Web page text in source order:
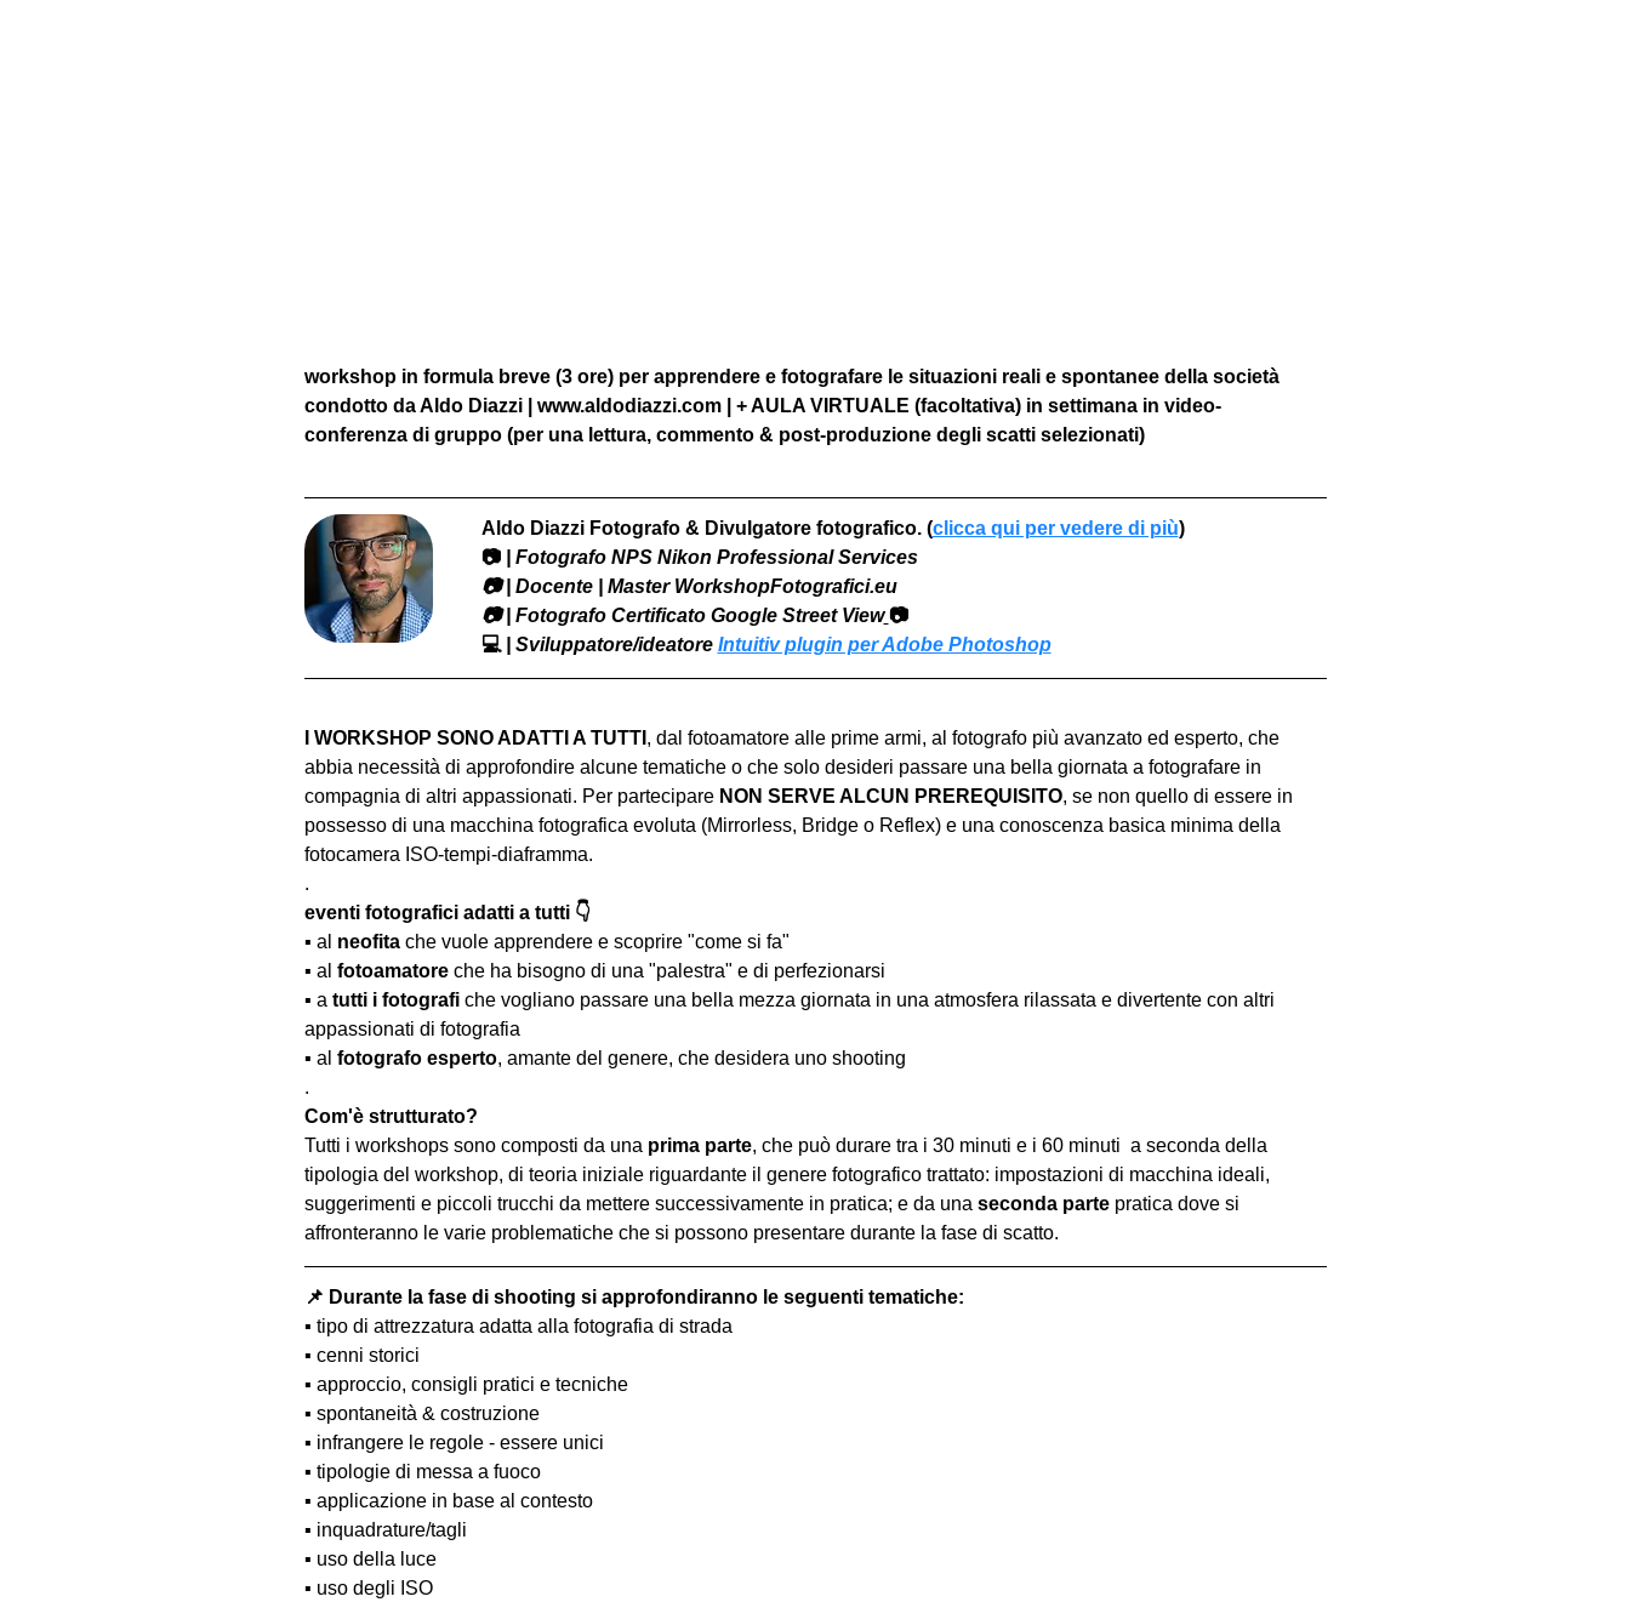
workshop in formula breve (3 ore) per apprendere e fotografare le situazioni reali e spontanee della società
condotto da Aldo Diazzi | www.aldodiazzi.com | + AULA VIRTUALE (facoltativa) in settimana in video-
conferenza di gruppo (per una lettura, commento & post-produzione degli scatti selezionati)
Aldo Diazzi Fotografo & Divulgatore fotografico. (clicca qui per vedere di più)
📷 | Fotografo NPS Nikon Professional Services
​📷 | Docente | Master WorkshopFotografici.eu
📷 | Fotografo Certificato Google Street View 📷
💻 | Sviluppatore/ideatore Intuitiv plugin per Adobe Photoshop
I WORKSHOP SONO ADATTI A TUTTI , dal fotoamatore alle prime armi, al fotografo più avanzato ed esperto, che
abbia necessità di approfondire alcune tematiche o che solo desideri passare una bella giornata a fotografare in
compagnia di altri appassionati. Per partecipare NON SERVE ALCUN PREREQUISITO, se non quello di essere in
possesso di una macchina fotografica evoluta (Mirrorless, Bridge o Reflex) e una conoscenza basica minima della
fotocamera ISO-tempi-diaframma.
.
eventi fotografici adatti a tutti 👇
▪️ al neofita che vuole apprendere e scoprire "come si fa"
▪️ al fotoamatore che ha bisogno di una "palestra" e di perfezionarsi
▪️ a tutti i fotografi che vogliano passare una bella mezza giornata in una atmosfera rilassata e divertente con altri
appassionati di fotografia
▪️ al fotografo esperto, amante del genere, che desidera uno shooting
.
Com'è strutturato?
Tutti i workshops sono composti da una prima parte, che può durare tra i 30 minuti e i 60 minuti  a seconda della
tipologia del workshop, di teoria iniziale riguardante il genere fotografico trattato: impostazioni di macchina ideali,
suggerimenti e piccoli trucchi da mettere successivamente in pratica; e da una seconda parte pratica dove si
affronteranno le varie problematiche che si possono presentare durante la fase di scatto.
📌 Durante la fase di shooting si approfondiranno le seguenti tematiche:
▪️ tipo di attrezzatura adatta alla fotografia di strada
▪️ cenni storici
▪️ approccio, consigli pratici e tecniche
▪️ spontaneità & costruzione
▪️ infrangere le regole - essere unici
▪️ tipologie di messa a fuoco
▪️ applicazione in base al contesto
▪️ inquadrature/tagli
▪️ uso della luce
▪️ uso degli ISO